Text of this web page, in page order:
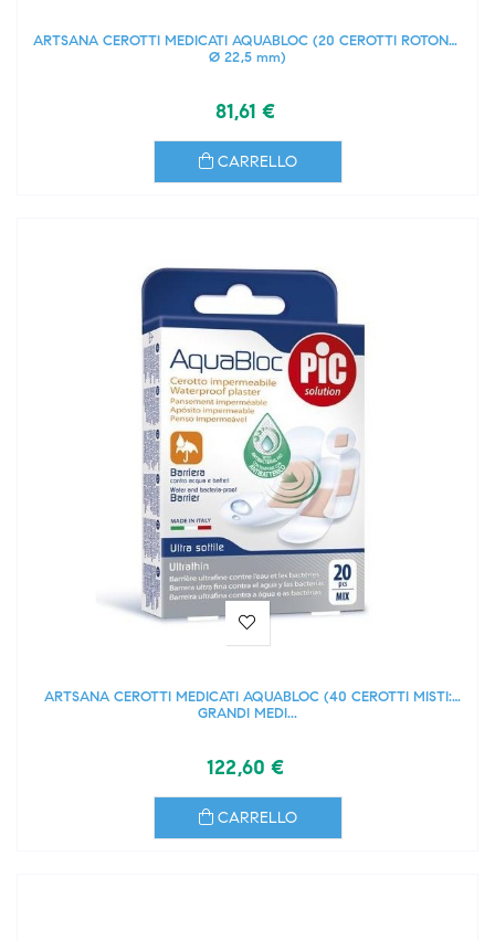
ARTSANA CEROTTI MEDICATI AQUABLOC (20 CEROTTI ROTONDI
Ø 22,5 mm)
81,61 €
CARRELLO
ARTSANA CEROTTI MEDICATI AQUABLOC (40 CEROTTI MISTI:
GRANDI MEDI...
122,60 €
CARRELLO